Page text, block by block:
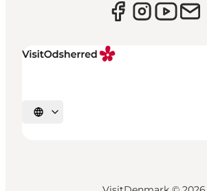
Sprache auswählen